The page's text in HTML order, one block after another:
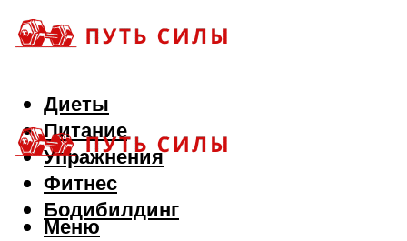
Диеты
Питание
Упражнения
Фитнес
Бодибилдинг
Меню